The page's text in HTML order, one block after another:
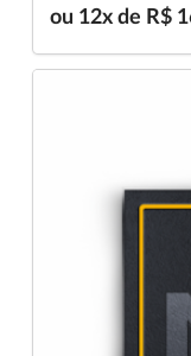
ou 12x de R$